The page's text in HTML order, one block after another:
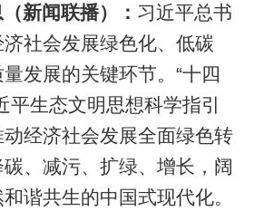
（新闻联播）： 习近平总书
社会发展绿色化、低碳
发展的关键环节。“十四
平生态文明思想科学指引
经济社会发展全面绿色转
、减污、扩绿、增长，阔
谐共生的中国式现代化。